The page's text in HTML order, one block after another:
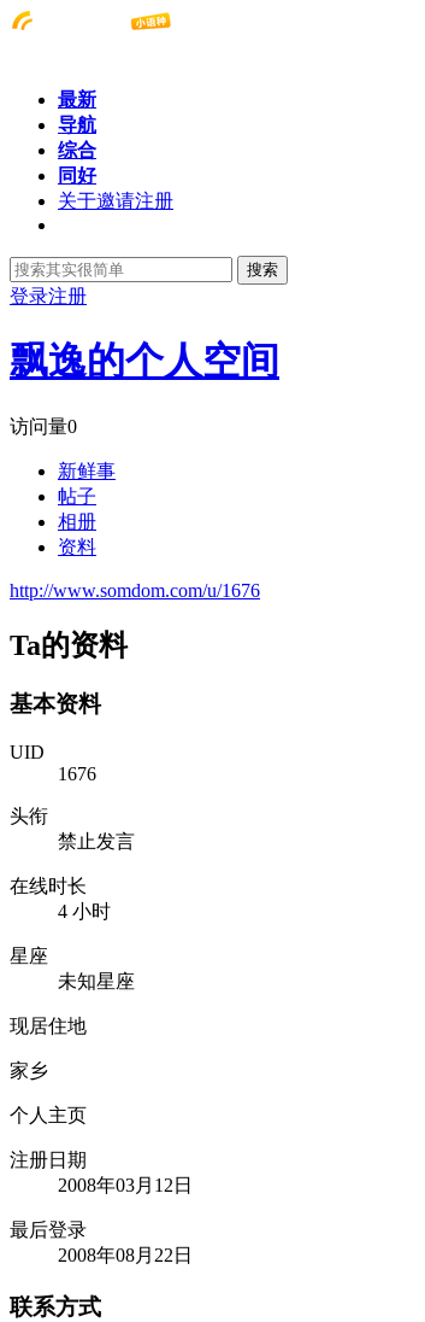
最新
导航
综合
同好
关于邀请注册
搜索
登录注册
飘逸的个人空间
访问量0
新鲜事
帖子
相册
资料
http://www.somdom.com/u/1676
Ta的资料
基本资料
UID
1676
头衔
禁止发言
在线时长
4 小时
星座
未知星座
现居住地
家乡
个人主页
注册日期
2008年03月12日
最后登录
2008年08月22日
联系方式